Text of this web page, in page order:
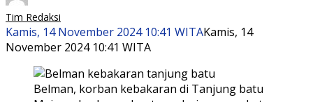
Tim Redaksi
Kamis, 14 November 2024 10:41 WITAKamis, 14
November 2024 10:41 WITA
Belman, korban kebakaran di Tanjung batu